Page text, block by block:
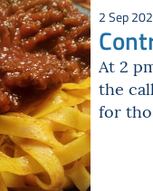
2 Sep
At 2
the
for